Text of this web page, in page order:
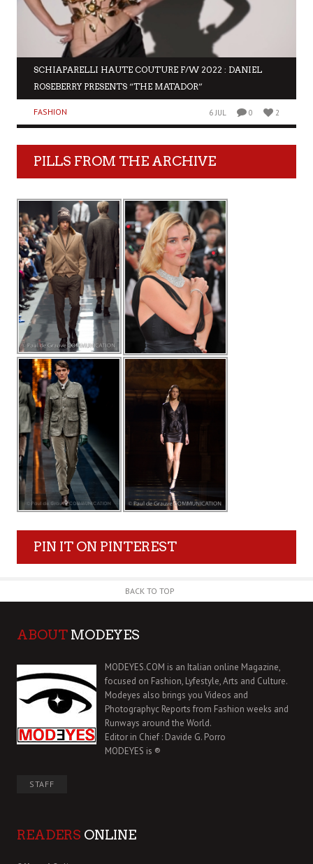
SCHIAPARELLI HAUTE COUTURE F/W 2022 : DANIEL
ROSEBERRY PRESENTS “THE MATADOR”
FASHION 6 JUL 0 2
PILLS FROM THE ARCHIVE
PIN IT ON PINTEREST
BACK TO TOP
ABOUT MODEYES
MODEYES.COM is an Italian online Magazine,
focused on Fashion, Lyfestyle, Arts and Culture.
Modeyes also brings you Videos and
Photographyc Reports from Fashion weeks and
Runways around the World.
Editor in Chief : Davide G. Porro
MODEYES is ®
STAFF
READERS ONLINE